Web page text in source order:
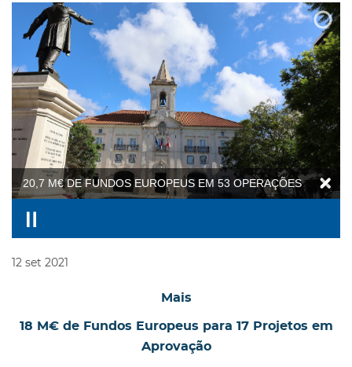
20,7 M€ DE FUNDOS EUROPEUS EM 53 OPERAÇÕES
12 set 2021
Mais
18 M€ de Fundos Europeus para 17 Projetos em
Aprovação